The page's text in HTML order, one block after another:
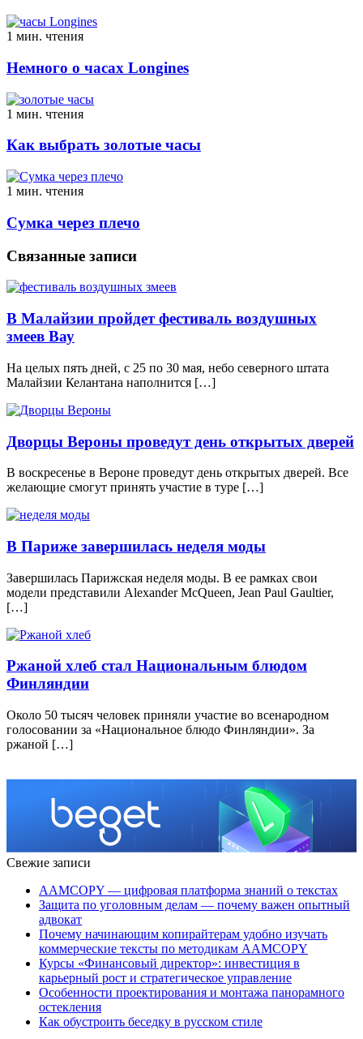
1 мин. чтения
Немного о часах Longines
1 мин. чтения
Как выбрать золотые часы
1 мин. чтения
Сумка через плечо
Связанные записи
В Малайзии пройдет фестиваль воздушных
змеев Вау
На целых пять дней, с 25 по 30 мая, небо северного штата
Малайзии Келантана наполнится […]
Дворцы Вероны проведут день открытых дверей
В воскресенье в Вероне проведут день открытых дверей. Все
желающие смогут принять участие в туре […]
В Париже завершилась неделя моды
Завершилась Парижская неделя моды. В ее рамках свои
модели представили Alexander McQueen, Jean Paul Gaultier,
[…]
Ржаной хлеб стал Национальным блюдом
Финляндии
Около 50 тысяч человек приняли участие во всенародном
голосовании за «Национальное блюдо Финляндии». За
ржаной […]
Свежие записи
AAMCOPY — цифровая платформа знаний о текстах
Защита по уголовным делам — почему важен опытный
адвокат
Почему начинающим копирайтерам удобно изучать
коммерческие тексты по методикам AAMCOPY
Курсы «Финансовый директор»: инвестиция в
карьерный рост и стратегическое управление
Особенности проектирования и монтажа панорамного
остекления
Как обустроить беседку в русском стиле